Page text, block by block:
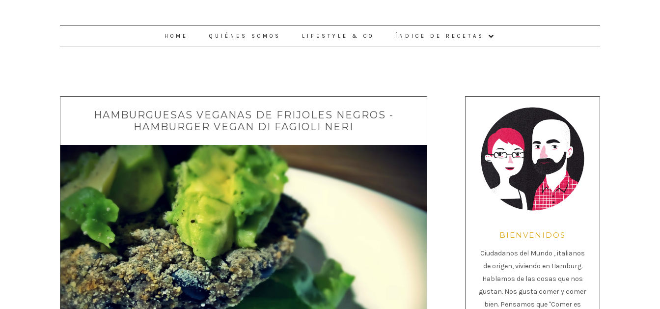
HOME QUIÉNES SOMOS LIFESTYLE & CO ÍNDICE DE RECETAS
HAMBURGUESAS VEGANAS DE FRIJOLES NEGROS -
HAMBURGER VEGAN DI FAGIOLI NERI
BIENVENIDOS
Ciudadanos del Mundo , italianos
de origen, viviendo en Hamburg.
Hablamos de las cosas que nos
gustan. Nos gusta comer y comer
bien. Pensamos que "Comer es